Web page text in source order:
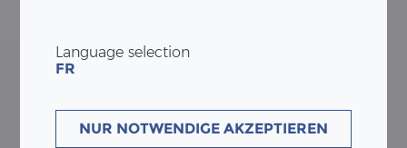
Language selection
FR
NUR NOTWENDIGE AKZEPTIEREN